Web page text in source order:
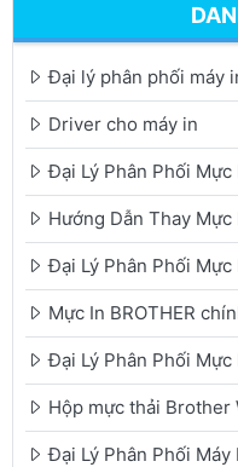
Đại lý phân phối máy
Driver cho máy in
Đại Lý Phân Phối Mực
Hướng Dẫn Thay Mực
Đại Lý Phân Phối
Mực In BROTHER
Đại Lý Phân Phối
Hộp mực thải Brother
Đại Lý Phân Phối Máy